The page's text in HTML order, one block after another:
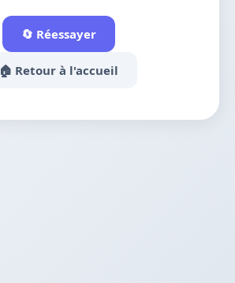
🔄 Réessayer
🏠 Retour à l'accueil